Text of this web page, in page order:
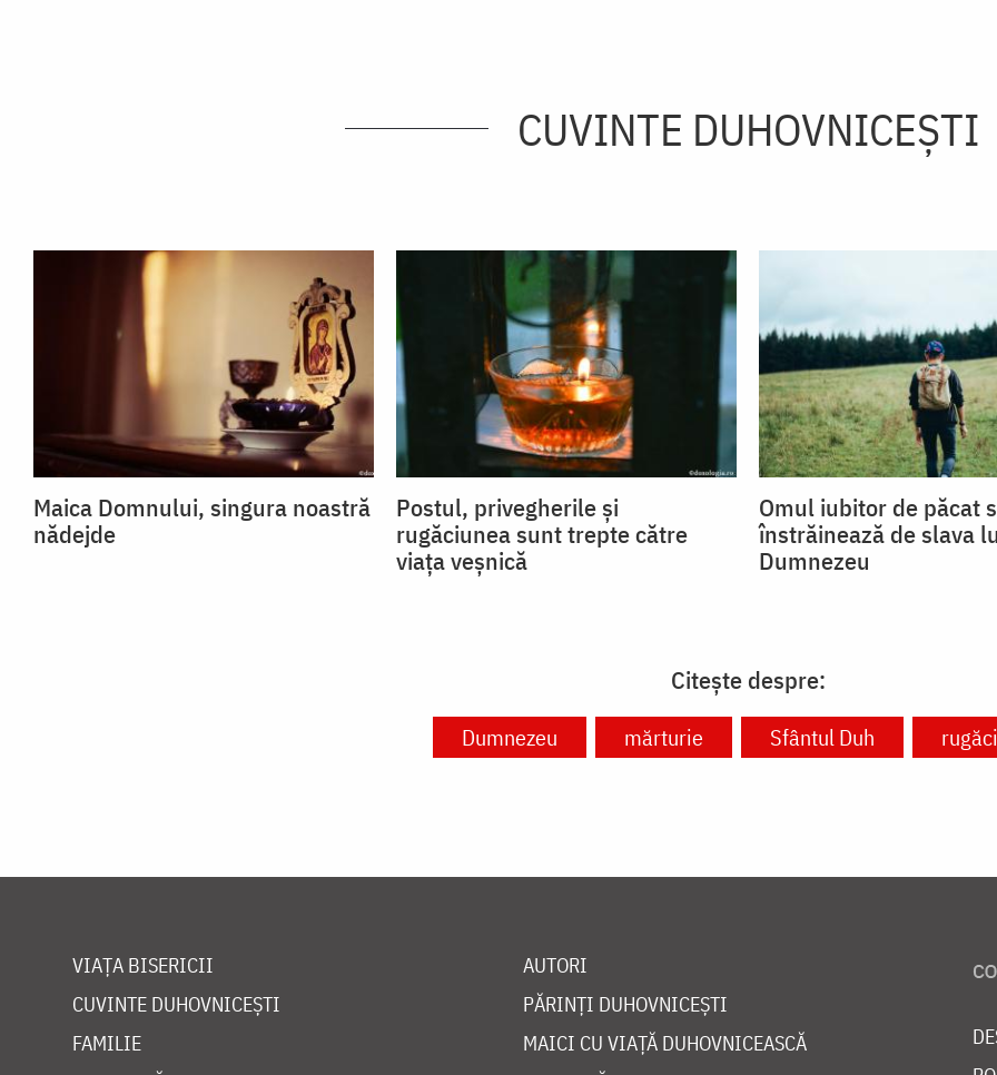
CUVINTE DUHOVNICEȘTI
Maica Domnului, singura noastră
nădejde
Postul, privegherile și
rugăciunea sunt trepte către
viața veșnică
Omul iubitor de păcat
înstrăinează de slava
Dumnezeu
Citește despre:
Dumnezeu mărturie Sfântul Duh
VIAȚA BISERICII
CUVINTE DUHOVNICEȘTI
FAMILIE
AUTORI
PĂRINȚI DUHOVNICEȘTI
MAICI CU VIAȚĂ DUHOVNICEASCĂ